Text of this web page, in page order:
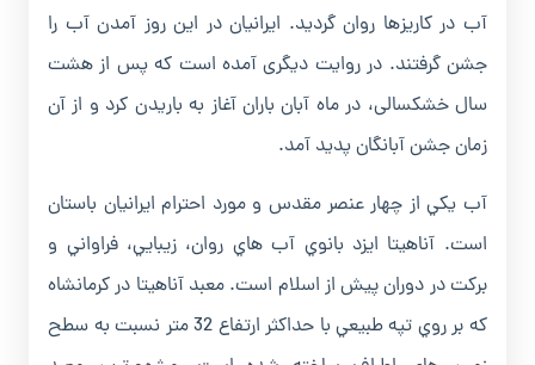
آب در کاريزها روان گرديد. ايرانيان در اين روز آمدن آب را
جشن گرفتند. در روايت ديگرى آمده است که پس از هشت
سال خشکسالى، در ماه آبان باران آغاز به باريدن کرد و از آن
زمان جشن آبانگان پديد آمد.
آب يکي از چهار عنصر مقدس و مورد احترام ايرانيان باستان
است. آناهيتا ايزد بانوي آب هاي روان، زيبايي، فراواني و
برکت در دوران پيش از اسلام است. معبد آناهيتا در کرمانشاه
که بر روي تپه طبيعي با حداکثر ارتفاع 32 متر نسبت به سطح